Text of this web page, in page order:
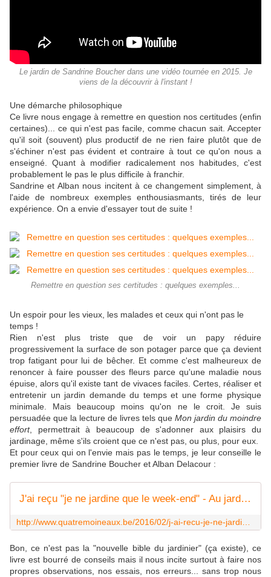
Le jardin de Sandrine Boucher dans une vidéo tournée en 2015. Je
viens de la découvrir à l'instant !
Une démarche philosophique
Ce livre nous engage à remettre en question nos certitudes (enfin
certaines)... ce qui n'est pas facile, comme chacun sait. Accepter
qu'il soit (souvent) plus productif de ne rien faire plutôt que de
s'échiner n'est pas évident et contraire à tout ce qu'on nous a
enseigné. Quant à modifier radicalement nos habitudes, c'est
probablement le pas le plus difficile à franchir.
Sandrine et Alban nous incitent à ce changement simplement, à
l'aide de nombreux exemples enthousiasmants, tirés de leur
expérience. On a envie d'essayer tout de suite !
Remettre en question ses certitudes : quelques exemples...
Un espoir pour les vieux, les malades et ceux qui n'ont pas le
temps !
Rien n'est plus triste que de voir un papy réduire
progressivement la surface de son potager parce que ça devient
trop fatigant pour lui de bêcher. Et comme c'est malheureux de
renoncer à faire pousser des fleurs parce qu'une maladie nous
épuise, alors qu'il existe tant de vivaces faciles. Certes, réaliser et
entretenir un jardin demande du temps et une forme physique
minimale. Mais beaucoup moins qu'on ne le croit. Je suis
persuadée que la lecture de livres tels que Mon jardin du moindre
effort, permettrait à beaucoup de s'adonner aux plaisirs du
jardinage, même s'ils croient que ce n'est pas, ou plus, pour eux.
Et pour ceux qui on l'envie mais pas le temps, je leur conseille le
premier livre de Sandrine Boucher et Alban Delacour :
J'ai reçu "je ne jardine que le week-end" - Au jardin des Quatre Moineaux
Bon, ce n'est pas la "nouvelle bible du jardinier" (ça existe), ce
livre est bourré de conseils mais il nous incite surtout à faire nos
propres observations, nos essais, nos erreurs... sans trop nous